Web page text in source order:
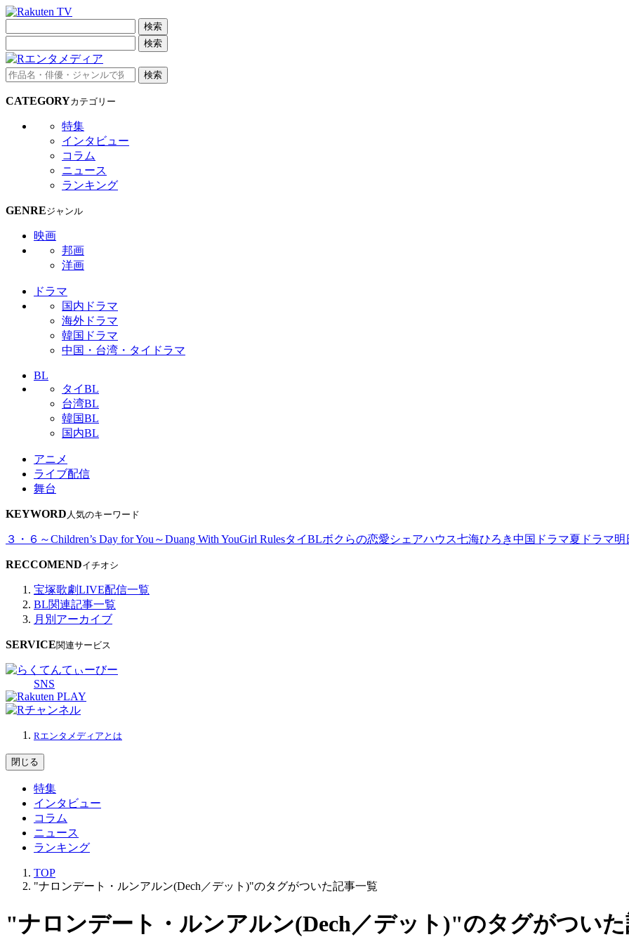
検索
検索
検索
CATEGORYカテゴリー
特集
インタビュー
コラム
ニュース
ランキング
GENREジャンル
映画
邦画
洋画
ドラマ
国内ドラマ
海外ドラマ
韓国ドラマ
中国・台湾・タイドラマ
BL
タイBL
台湾BL
韓国BL
国内BL
アニメ
ライブ配信
舞台
KEYWORD 人気のキーワード
３・６～Children’s Day for You～Duang With YouGirl RulesタイBLボクらの恋愛シェアハウス七海ひろき中国ドラマ夏ドラマ明
RECCOMENDイチオシ
宝塚歌劇LIVE配信一覧
BL関連記事一覧
月別アーカイブ
SERVICE関連サービス
SNS
Rエンタメディアとは
閉じる
特集
インタビュー
コラム
ニュース
ランキング
TOP
"ナロンデート・ルンアルン(Dech／デット)"のタグがついた記事一覧
"ナロンデート・ルンアルン(Dech／デット)"のタグがつい